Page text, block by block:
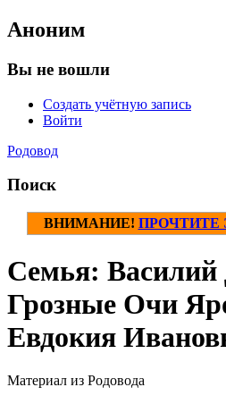
Аноним
Вы не вошли
Создать учётную запись
Войти
Родовод
Поиск
ВНИМАНИЕ! ПРОЧТИТЕ
Семья:
Грозные Очи
Евдокия
Материал из Родовода